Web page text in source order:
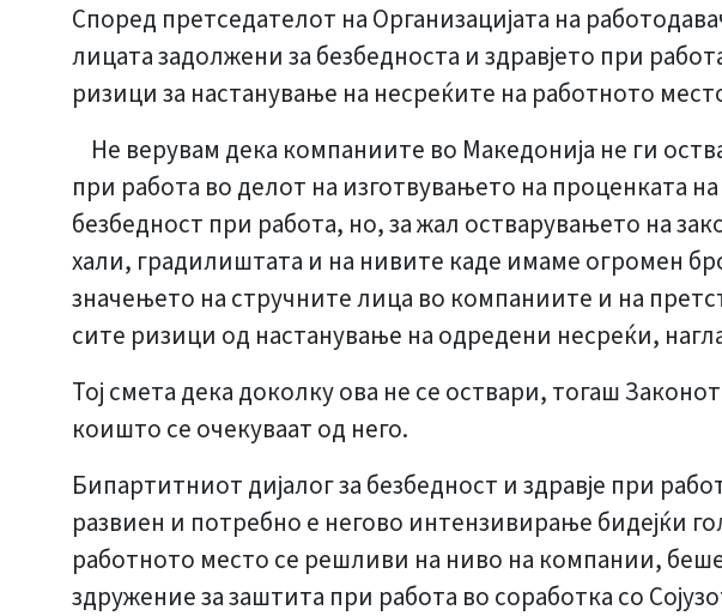
Според претседателот на Организацијата на
лицата задолжени за безбедноста и здравјето при
ризици за настанување на несреќите на работното
Не верувам дека компаниите во Македонија не ги
при работа во делот на изготвувањето на проценката
безбедност при работа, но, за жал остварувањето на
хали, градилиштата и на нивите каде имаме огромен
значењето на стручните лица во компаниите и на
сите ризици од настанување на одредени несреќи,
Тој смета дека доколку ова не се оствари, тогаш
коишто се очекуваат од него.
Бипартитниот дијалог за безбедност и здравје при
развиен и потребно е негово интензивирање бидејќи
работното место се решливи на ниво на компании,
здружение за заштита при работа во соработка со